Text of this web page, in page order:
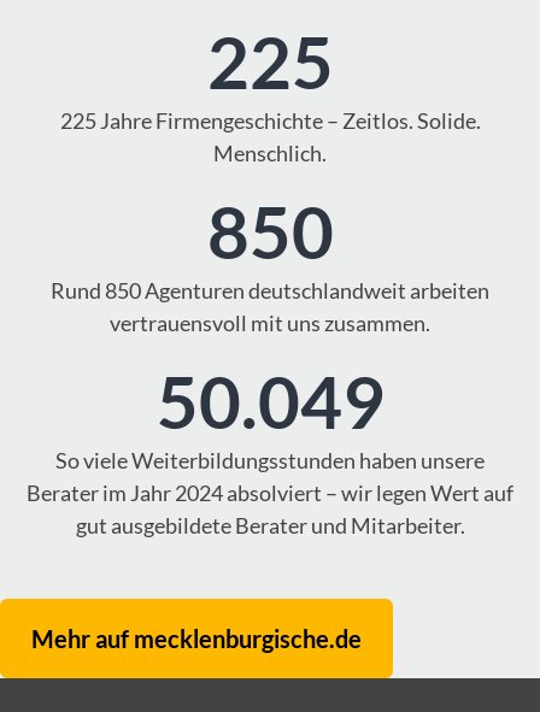
225
225 Jahre Firmengeschichte – Zeitlos. Solide.
Menschlich.
850
Rund 850 Agenturen deutschlandweit arbeiten
vertrauensvoll mit uns zusammen.
50.049
So viele Weiterbildungsstunden haben unsere
Berater im Jahr 2024 absolviert – wir legen Wert auf
gut ausgebildete Berater und Mitarbeiter.
Mehr auf mecklenburgische.de